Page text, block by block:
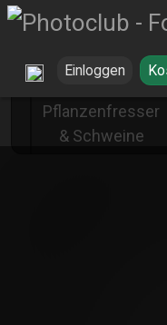
Einloggen
Pflanzenfresser
& Schweine